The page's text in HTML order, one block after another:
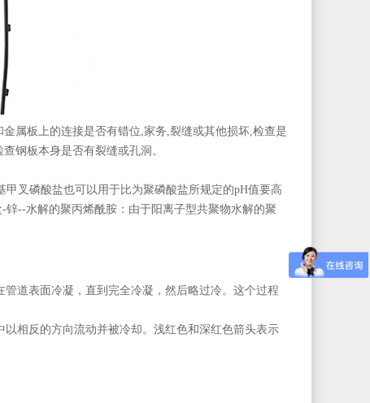
属板上的连接是否有错位,家务,裂缝或其他损坏,检查是
钢板本身是否有裂缝或孔洞。
叉磷酸盐也可以用于比为聚磷酸盐所规定的pH值要高
--水解的聚丙烯酰胺：由于阳离子型共聚物水解的聚
道表面冷凝，直到完全冷凝，然后略过冷。这个过程
相反的方向流动并被冷却。浅红色和深红色箭头表示